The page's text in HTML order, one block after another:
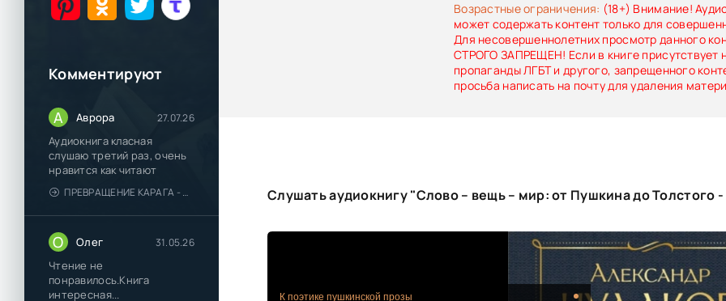
Комментируют
А Аврора 27.07.26
Аудиокнига класная
слушаю третий раз, очень
нравится как читают
ПРЕВРАЩЕНИЕ КАРАГА - КАТЯ БРАНДИС
О Олег 31.05.26
Чтение не
понравилось.Книга
интересная...
Возрастные ограничения: (18+) Внимание!
может содержать контент только для
Для несовершеннолетних просмотр данного
СТРОГО ЗАПРЕЩЕН! Если в книге присутствует
пропаганды ЛГБТ и другого, запрещенного
просьба написать на почту для удаления
Слушать аудиокнигу "Слово – вещь – мир: от Пушкина до Толстого
К поэтике пушкинской прозы